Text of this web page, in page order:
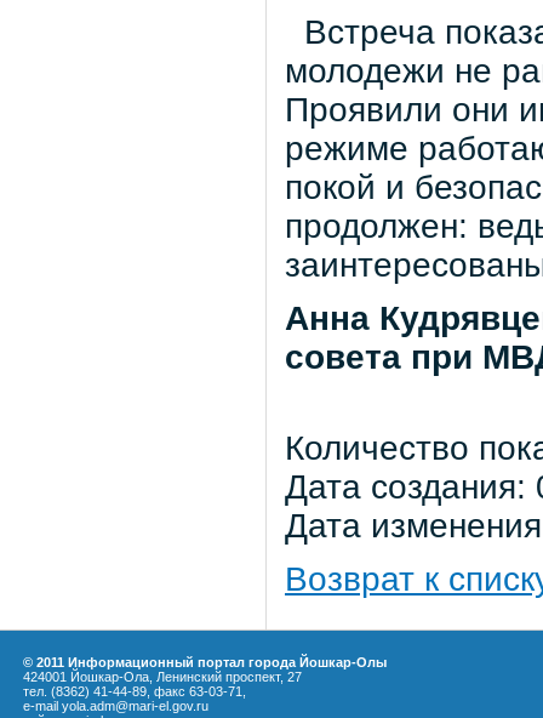
Встреча
молодежи не
Проявили они
режиме
покой и
продолжен:
Анна
совета при
Количество
Дата
Дата
Возврат к
© 2011 Информационный портал города Йошкар-Олы
424001 Йошкар-Ола, Ленинский проспект, 27
тел. (8362) 41-44-89, факс 63-03-71,
e-mail yola.adm@mari-el.gov.ru